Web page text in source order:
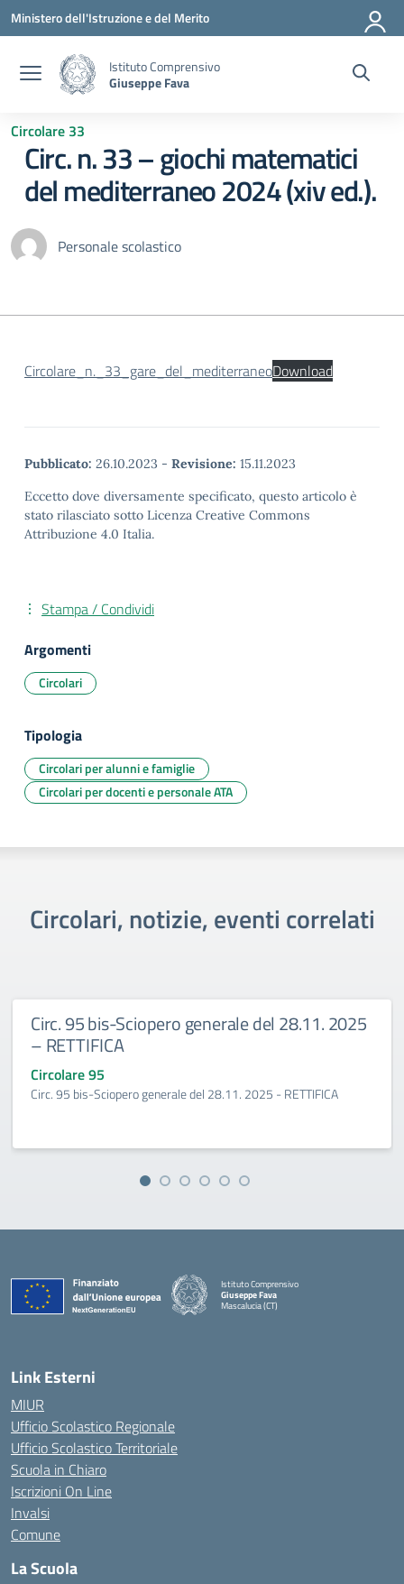
Vai ai contenuti
Vai al menu di navigazione
Vai al footer
Ministero dell'Istruzione e del Merito
Istituto Comprensivo
Giuseppe Fava
Circolare 33
Circ. n. 33 – giochi matematici
del mediterraneo 2024 (xiv ed.).
Personale scolastico
Circolare_n._33_gare_del_mediterraneoDownload
Pubblicato: 26.10.2023 - Revisione: 15.11.2023
Eccetto dove diversamente specificato, questo articolo è
stato rilasciato sotto Licenza Creative Commons
Attribuzione 4.0 Italia.
Stampa / Condividi
Argomenti
Circolari
Tipologia
Circolari per alunni e famiglie
Circolari per docenti e personale ATA
Circolari, notizie, eventi correlati
Circ. 95 bis-Sciopero generale del 28.11. 2025
– RETTIFICA
Circolare 95
Circ. 95 bis-Sciopero generale del 28.11. 2025 - RETTIFICA
Istituto Comprensivo
Giuseppe Fava
Mascalucia (CT)
Link Esterni
MIUR
Ufficio Scolastico Regionale
Ufficio Scolastico Territoriale
Scuola in Chiaro
Iscrizioni On Line
Invalsi
Comune
La Scuola